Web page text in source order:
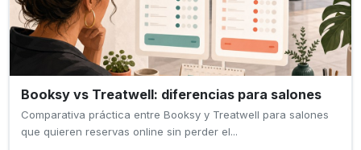
Booksy vs Treatwell: diferencias para salones
Comparativa práctica entre Booksy y Treatwell para salones
que quieren reservas online sin perder el...